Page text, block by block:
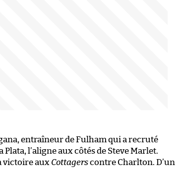
entraîneur de Fulham qui a recruté
l’aligne aux côtés de Steve Marlet.
victoire aux Cottagerscontre Charlton. D’un